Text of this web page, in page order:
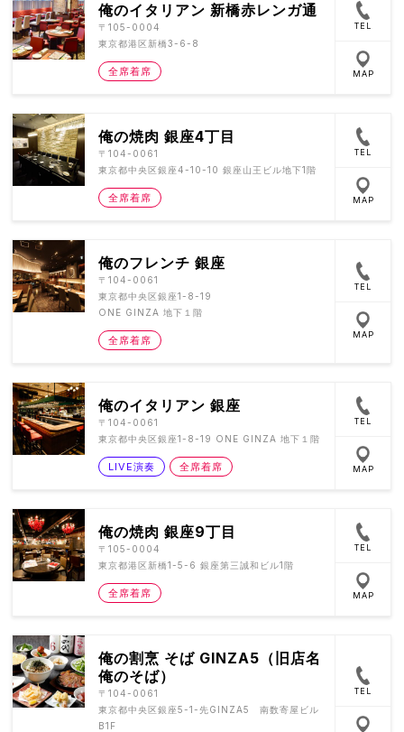
俺のイタリアン 新橋赤レンガ通
〒105-0004
東京都港区新橋3-6-8
全席着席
TEL
MAP
俺の焼肉 銀座4丁目
〒104-0061
東京都中央区銀座4-10-10 銀座山王ビル地下1階
全席着席
TEL
MAP
俺のフレンチ 銀座
〒104-0061
東京都中央区銀座1-8-19
ONE GINZA 地下１階
全席着席
TEL
MAP
俺のイタリアン 銀座
〒104-0061
東京都中央区銀座1-8-19 ONE GINZA 地下１階
LIVE演奏 全席着席
TEL
MAP
俺の焼肉 銀座9丁目
〒105-0004
東京都港区新橋1-5-6 銀座第三誠和ビル1階
全席着席
TEL
MAP
俺の割烹 そば GINZA5（旧店名
俺のそば）
〒104-0061
東京都中央区銀座5-1-先GINZA5 南数寄屋ビル
B1F
TEL